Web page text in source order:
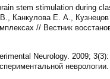
stem stimulation during
Канкулова Е. А.,
// Вестник
Neurology. 2009;